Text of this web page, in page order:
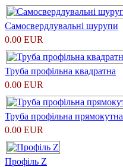
Самосвердлувальні шурупи
0.00 EUR
Труба профільна квадратна
0.00 EUR
Труба профільна прямокутна
0.00 EUR
Профіль Z